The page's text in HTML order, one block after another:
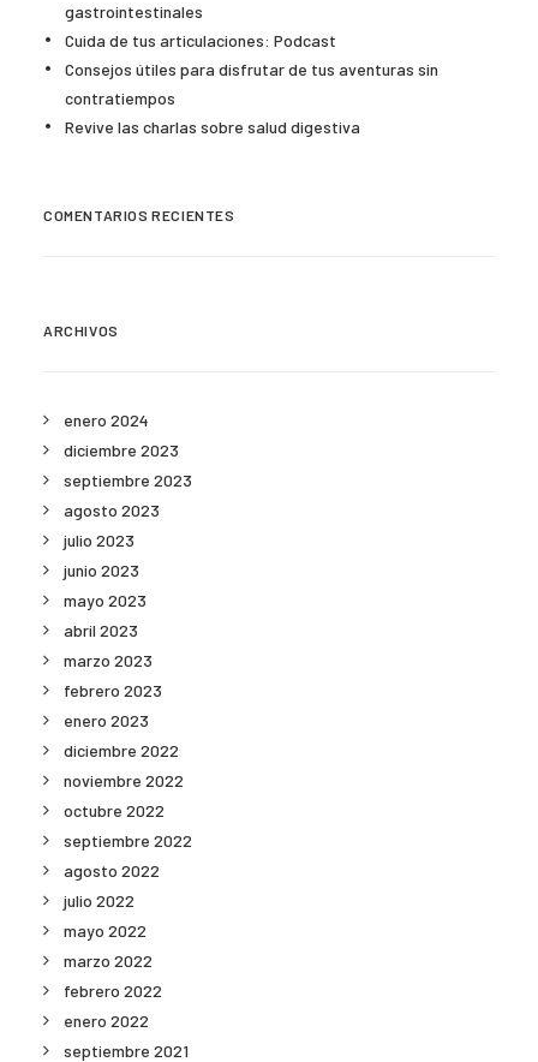
gastrointestinales
Cuida de tus articulaciones: Podcast
Consejos útiles para disfrutar de tus aventuras sin
contratiempos
Revive las charlas sobre salud digestiva
COMENTARIOS RECIENTES
ARCHIVOS
enero 2024
diciembre 2023
septiembre 2023
agosto 2023
julio 2023
junio 2023
mayo 2023
abril 2023
marzo 2023
febrero 2023
enero 2023
diciembre 2022
noviembre 2022
octubre 2022
septiembre 2022
agosto 2022
julio 2022
mayo 2022
marzo 2022
febrero 2022
enero 2022
septiembre 2021